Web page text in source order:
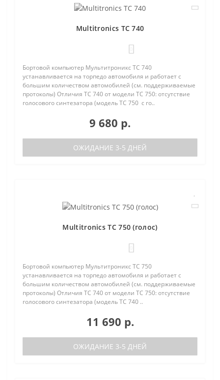
Multitronics TC 740
Бортовой компьютер Мультитроникс TC 740
устанавливается на торпедо автомобиля и работает с
большим количеством автомобилей (см. поддерживаемые
протоколы) Отличия TC 740 от модели TC 750: отсутствие
голосового синтезатора (модель TC 750 с го..
9 680 р.
ОЖИДАНИЕ 3-5 ДНЕЙ
Multitronics TC 750 (голос)
Бортовой компьютер Мультитроникс TC 750
устанавливается на торпедо автомобиля и работает с
большим количеством автомобилей (см. поддерживаемые
протоколы) Отличия TC 740 от модели TC 750: отсутствие
голосового синтезатора (модель TC 740 ..
11 690 р.
ОЖИДАНИЕ 3-5 ДНЕЙ